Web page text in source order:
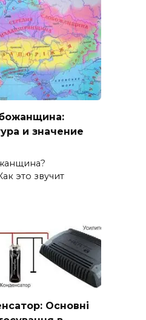
и значение
это звучит
Основні